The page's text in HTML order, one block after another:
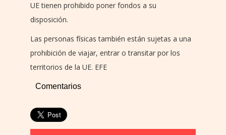
UE tienen prohibido poner fondos a su
disposición.
Las personas físicas también están sujetas a una
prohibición de viajar, entrar o transitar por los
territorios de la UE. EFE
Comentarios